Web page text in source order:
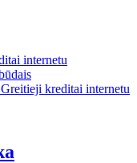
internetu
kreditai internetu